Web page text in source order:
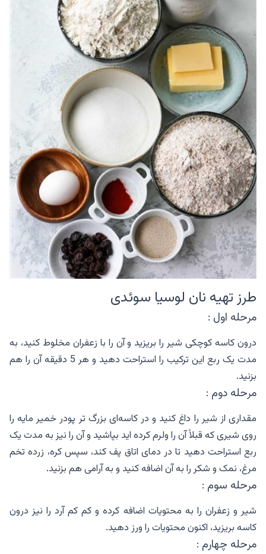
طرز تهیه نان لوسیا سوئدی
مرحله اول :
درون کاسه کوچکی شیر را بریزید و آن را با زعفران مخلوط کنید، به
مدت یک ربع این ترکیب را استراحت دهید و هر 5 دقیقه آن را هم
بزنید.
مرحله دوم :
مقداری از شیر را داغ کنید و در کاسه‌ای بزرگ تر پودر خمیر مایه را
روی شیری که قبلاً آن را ولرم کرده اید بپاشید و آن را نیز به مدت یک
ربع استراحت دهید تا در دمای اتاق پف کند، سپس کره، زرده تخم
مرغ، نمک و شکر را به آن اضافه کنید و به آرامی هم بزنید.
مرحله سوم :
شیر و زعفران را به محتویات اضافه کرده و کم کم آرد را نیز درون
کاسه بریزید، اکنون محتویات را ورز دهید.
مرحله چهارم :